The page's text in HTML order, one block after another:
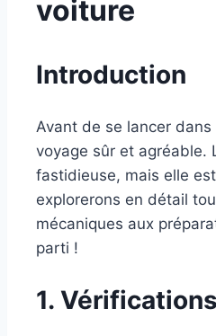
voiture
Introduction
Avant de se lancer
voyage sûr et agréable.
fastidieuse, mais elle
explorerons en détail
mécaniques aux
parti !
1.